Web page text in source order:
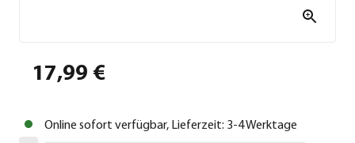
17,99 €
Online sofort verfügbar, Lieferzeit: 3-4 Werktage